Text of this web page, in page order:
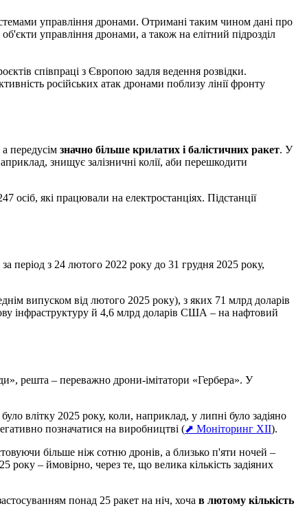
управління дронами. Отримані таким чином дані про
управління дронами, а також на елітний підрозділ
співпраці з Європою задля ведення розвідки.
російських атак дронами поблизу лінії фронту
а передусім значно більше крилатих і балістичних ракет. У
знищує залізничні колії, аби перешкодити
осіб, які працювали на електростанціях. Підстанції
період з 24 лютого 2022 року до 31 грудня 2025 року,
випуском від лютого 2025 року), з яких 71 млрд доларів
інфраструктуру й 4,6 млрд доларів США – на нафтовий
решта – переважно дрони-імітатори «Гербера». У
влітку 2025 року, коли, наприклад, у липні було задіяно
позначатися на виробництві (⬈ Моніторинг XII).
більше ніж сотню дронів, а близько п'яти ночей –
– ймовірно, через те, що велика кількість задіяних
понад 25 ракет на ніч, хоча в лютому кількість